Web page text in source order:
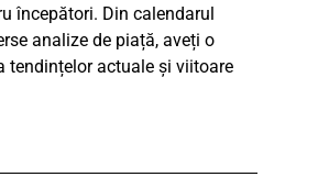
începători. Din calendarul
analize de piață, aveți o
tendințelor actuale și viitoare